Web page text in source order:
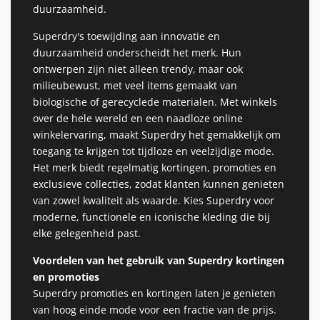
duurzaamheid.
Superdry's toewijding aan innovatie en
duurzaamheid onderscheidt het merk. Hun
ontwerpen zijn niet alleen trendy, maar ook
milieubewust, met veel items gemaakt van
biologische of gerecyclede materialen. Met winkels
over de hele wereld en een naadloze online
winkelervaring, maakt Superdry het gemakkelijk om
toegang te krijgen tot tijdloze en veelzijdige mode.
Het merk biedt regelmatig kortingen, promoties en
exclusieve collecties, zodat klanten kunnen genieten
van zowel kwaliteit als waarde. Kies Superdry voor
moderne, functionele en iconische kleding die bij
elke gelegenheid past.
Voordelen van het gebruik van Superdry kortingen
en promoties
Superdry promoties en kortingen laten je genieten
van hoog einde mode voor een fractie van de prijs.